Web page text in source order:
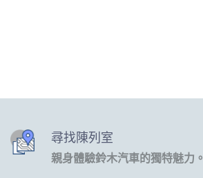
尋找陳列室
親身體驗鈴木汽車的獨特魅力。